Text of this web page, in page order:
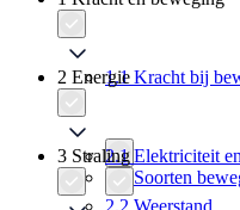
1.1 Kracht bij
1.2 Soorten
2 Energie
2.1 Elektriciteit
3 Straling